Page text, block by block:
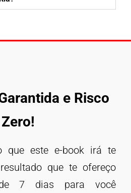
e Risco
Zero!
que este e-book irá te
que te ofereço
7 dias para você